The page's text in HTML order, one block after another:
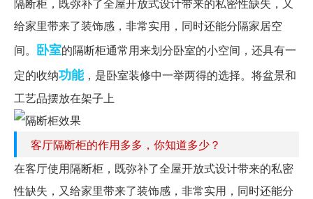
给家里带来了装饰感，非常实用，同时还能分隔家居空
间。 卧室的隔断柜通常用来划分卧室的小空间，还具有一
定的收纳功能，是卧室装修中一举两得的选择。将盆景和
工艺品摆放在架子上
客厅隔断柜的作用多多，你知道多少？
在客厅使用隔断柜，既弥补了全屋开放式设计带来的私密
性缺失，又给家里带来了装饰感，非常实用，同时还能分